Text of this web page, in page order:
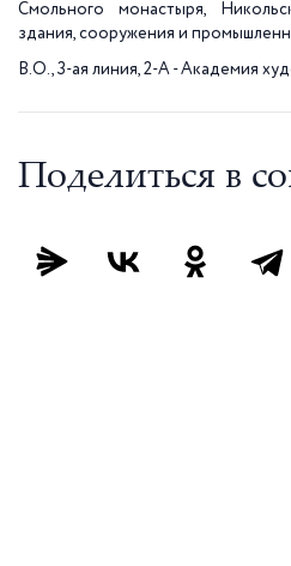
Смольного монастыря,
здания, сооружения и
В.О., 3-ая линия, 2-А - Академия
Поделиться в